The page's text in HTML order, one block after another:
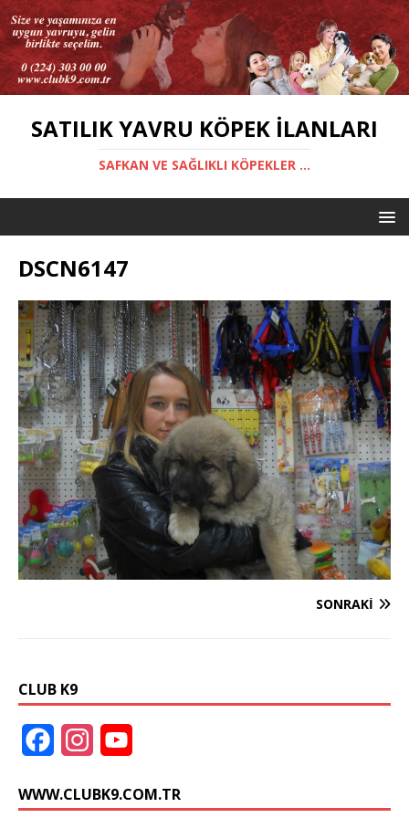
SATILIK YAVRU KÖPEK İLANLARI
SAFKAN VE SAĞLIKLI KÖPEKLER ...
DSCN6147
SONRAKI
CLUB K9
c
s
u
WWW.CLUBK9.COM.TR